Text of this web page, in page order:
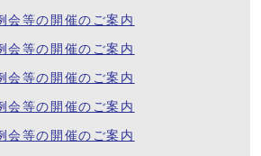
会等の開催のご案内
会等の開催のご案内
会等の開催のご案内
会等の開催のご案内
会等の開催のご案内